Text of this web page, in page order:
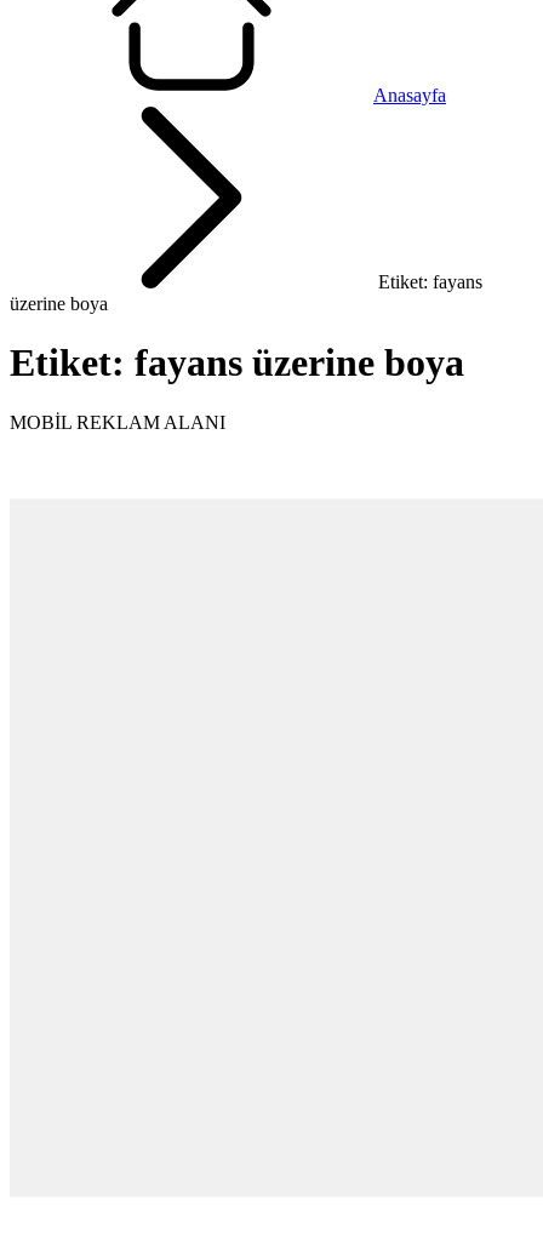
Anasayfa
Etiket: fayans
üzerine boya
Etiket: fayans üzerine boya
MOBİL REKLAM ALANI